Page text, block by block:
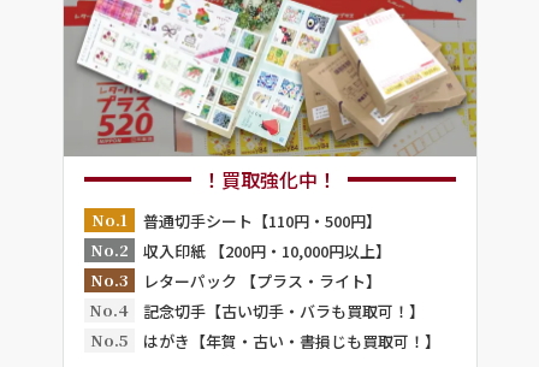
！買取強化中！
No.1
普通切手シート【110円・500円】
No.2
収入印紙 【200円・10,000円以上】
No.3
レターパック 【プラス・ライト】
No.4
記念切手【古い切手・バラも買取可！】
No.5
はがき【年賀・古い・書損じも買取可！】